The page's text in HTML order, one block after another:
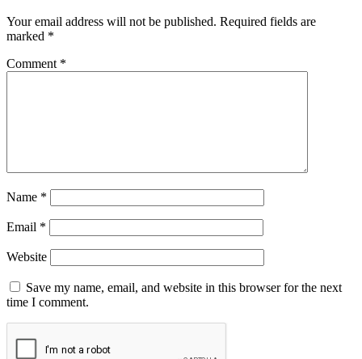
Your email address will not be published. Required fields are
marked *
Comment *
Name *
Email *
Website
Save my name, email, and website in this browser for the next
time I comment.